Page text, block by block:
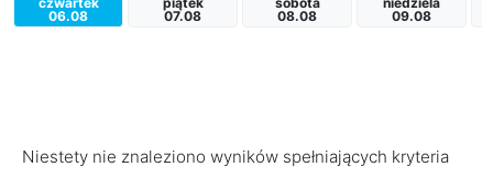
06.08
07.08
08.08
09.08
Niestety nie znaleziono wyników spełniających kryteria